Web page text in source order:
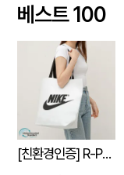
베스트 100
[친환경인증] R-PET 고밀도 리유저블백 (검정내피/170g)(S~XL)